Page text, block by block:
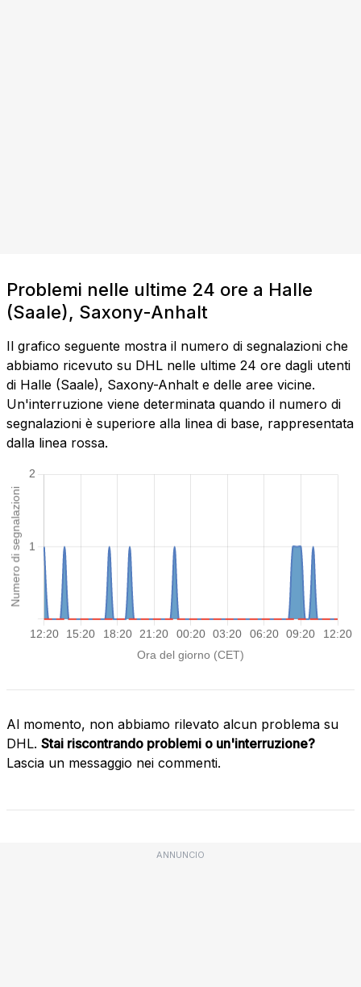
Problemi nelle ultime 24 ore a Halle
(Saale), Saxony-Anhalt
Il grafico seguente mostra il numero di segnalazioni che
abbiamo ricevuto su DHL nelle ultime 24 ore dagli utenti
di Halle (Saale), Saxony-Anhalt e delle aree vicine.
Un'interruzione viene determinata quando il numero di
segnalazioni è superiore alla linea di base, rappresentata
dalla linea rossa.
Al momento, non abbiamo rilevato alcun problema su
DHL. Stai riscontrando problemi o un'interruzione?
Lascia un messaggio nei commenti.
ANNUNCIO